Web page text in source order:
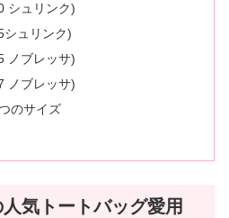
シュリンク)
シュリンク)
ノブレッサ)
ノブレッサ)
のサイズ
気トートバッグ愛用